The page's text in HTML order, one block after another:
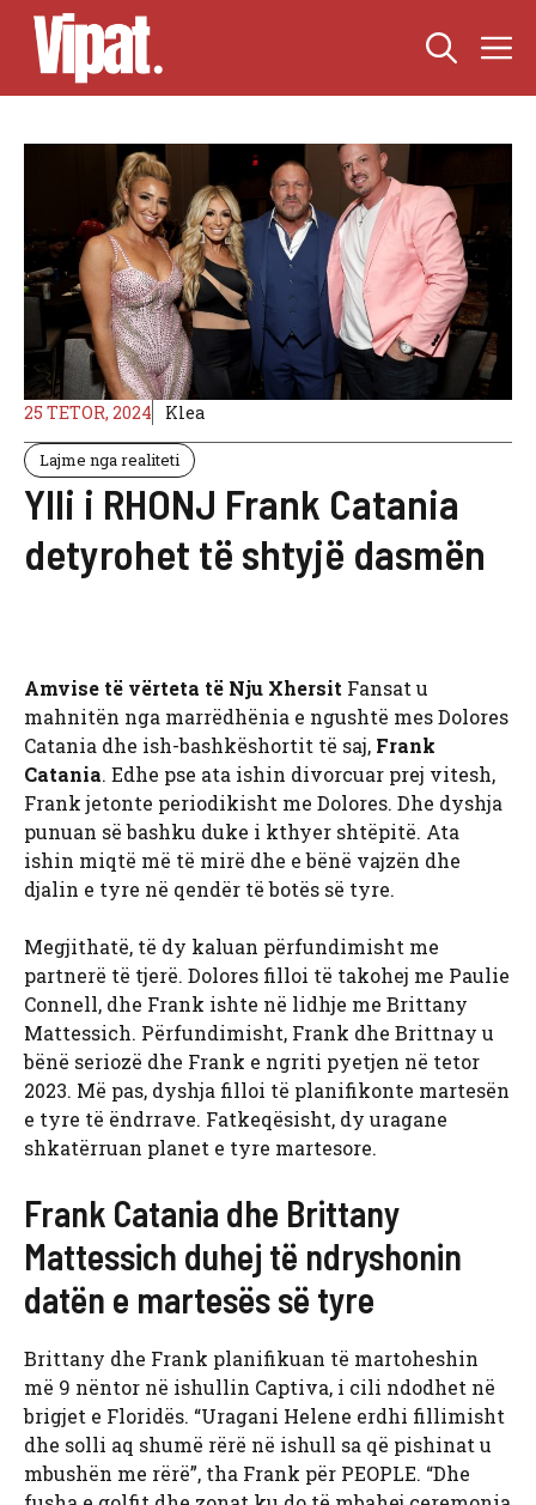
Skip
content
25 TETOR, 2024 Klea
Lajme nga realiteti
Ylli i RHONJ Frank Catania
detyrohet të shtyjë dasmën
Amvise të vërteta të Nju Xhersit Fansat u
mahnitën nga marrëdhënia e ngushtë mes Dolores
Catania dhe ish-bashkëshortit të saj, Frank
Catania. Edhe pse ata ishin divorcuar prej vitesh,
Frank jetonte periodikisht me Dolores. Dhe dyshja
punuan së bashku duke i kthyer shtëpitë. Ata
ishin miqtë më të mirë dhe e bënë vajzën dhe
djalin e tyre në qendër të botës së tyre.
Megjithatë, të dy kaluan përfundimisht me
partnerë të tjerë. Dolores filloi të takohej me Paulie
Connell, dhe Frank ishte në lidhje me Brittany
Mattessich. Përfundimisht, Frank dhe Brittnay u
bënë seriozë dhe Frank e ngriti pyetjen në tetor
2023. Më pas, dyshja filloi të planifikonte martesën
e tyre të ëndrrave. Fatkeqësisht, dy uragane
shkatërruan planet e tyre martesore.
Frank Catania dhe Brittany
Mattessich duhej të ndryshonin
datën e martesës së tyre
Brittany dhe Frank planifikuan të martoheshin
më 9 nëntor në ishullin Captiva, i cili ndodhet në
brigjet e Floridës. “Uragani Helene erdhi fillimisht
dhe solli aq shumë rërë në ishull sa që pishinat u
mbushën me rërë”, tha Frank për PEOPLE. “Dhe